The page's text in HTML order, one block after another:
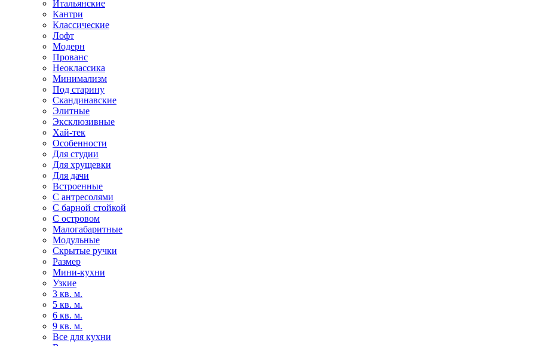
Итальянские
Кантри
Классические
Лофт
Модерн
Прованс
Неоклассика
Минимализм
Под старину
Скандинавские
Элитные
Эксклюзивные
Хай-тек
Особенности
Для студии
Для хрущевки
Для дачи
Встроенные
С антресолями
С барной стойкой
С островом
Малогабаритные
Модульные
Скрытые ручки
Размер
Мини-кухни
Узкие
3 кв. м.
5 кв. м.
6 кв. м.
9 кв. м.
Все для кухни